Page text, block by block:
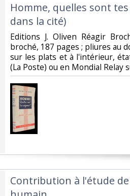
‎Homme, quelles sont
dans la cité)‎
‎Editions J. Oliven Réagir
broché, 187 pages ; pliures au
sur les plats et à l'intérieur,
(La Poste) ou en Mondial Relay
‎Contribution à l'étude